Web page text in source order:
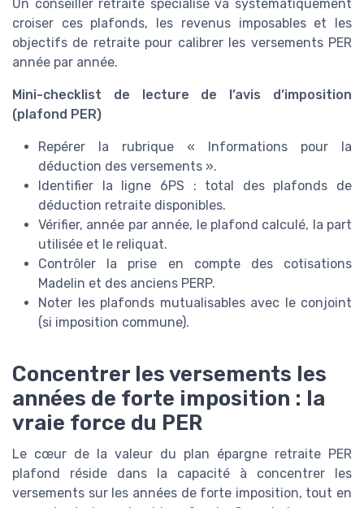
Un conseiller retraite spécialisé va systématiquement
croiser ces plafonds, les revenus imposables et les
objectifs de retraite pour calibrer les versements PER
année par année.
Mini-checklist de lecture de l’avis d’imposition
(plafond PER)
Repérer la rubrique « Informations pour la
déduction des versements ».
Identifier la ligne 6PS : total des plafonds de
déduction retraite disponibles.
Vérifier, année par année, le plafond calculé, la part
utilisée et le reliquat.
Contrôler la prise en compte des cotisations
Madelin et des anciens PERP.
Noter les plafonds mutualisables avec le conjoint
(si imposition commune).
Concentrer les versements les
années de forte imposition : la
vraie force du PER
Le cœur de la valeur du plan épargne retraite PER
plafond réside dans la capacité à concentrer les
versements sur les années de forte imposition, tout en